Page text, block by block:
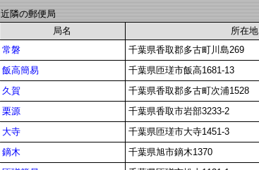
近隣の郵便局
局名
所在地
常磐
千葉県香取郡多古町川島269
飯高簡易
千葉県匝瑳市飯高1681-13
久賀
千葉県香取郡多古町次浦1528
栗源
千葉県香取市岩部3233-2
大寺
千葉県匝瑳市大寺1451-3
鏑木
千葉県旭市鏑木1370